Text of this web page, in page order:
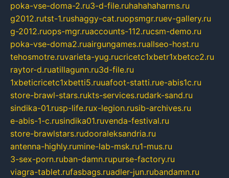
poka-vse-doma-2.ru3-d-file.ruhahahaharms.ru
g2012.rutst-1.rushaggy-cat.ruopsmgr.ruev-gallery.ru
g-2012.ruops-mgr.ruaccounts-112.rucsm-demo.ru
poka-vse-doma2.ruairgungames.ruallseo-host.ru
tehosmotre.ruvarieta-yug.rucricetc1xbetr1xbetcc2.ru
raytor-d.ruatillagunn.ru3d-file.ru
1xbeticricetc1xbetti5.ruuafoot-statti.rue-abis1c.ru
store-brawl-stars.rukts-services.rudark-sand.ru
sindika-01.rusp-life.rux-legion.rusib-archives.ru
e-abis-1-c.rusindika01.ruvenda-festival.ru
store-brawlstars.rudooraleksandria.ru
antenna-highly.rumine-lab-msk.ru1-mus.ru
3-sex-porn.ruban-damn.rupurse-factory.ru
viagra-tablet.rufasbags.ruadler-jun.rubandamn.ru